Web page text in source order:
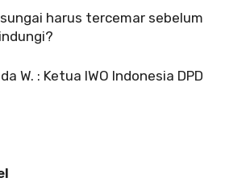
harus tercemar sebelum
W. : Ketua IWO Indonesia DPD